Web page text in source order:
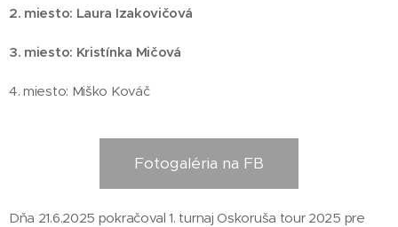
2. miesto: Laura Izakovičová
3. miesto: Kristínka Mičová
4. miesto: Miško Kováč
Fotogaléria na FB
Dňa 21.6.2025 pokračoval 1. turnaj Oskoruša tour 2025 pre